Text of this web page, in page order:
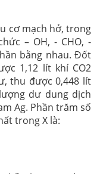
cơ mạch hở, trong
– OH, - CHO, -
bằng nhau. Đốt
1,12 lít khí CO2
thu được 0,448 lít
dư dung dịch
Ag. Phần trăm số
trong X là: